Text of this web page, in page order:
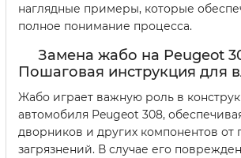
наглядные примеры, которые
полное понимание процесса.
Замена жабо на Peugeot
Пошаговая инструкция для
Жабо играет важную роль в
автомобиля Peugeot 308,
дворников и других компонентов от
загрязнений. В случае его